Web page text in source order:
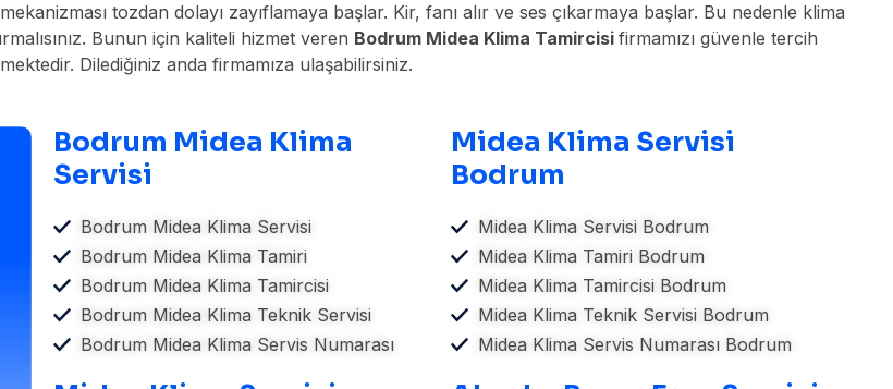
tozdan dolayı zayıflamaya başlar. Kir, fanı alır ve ses çıkarmaya başlar. Bu nedenle klima
Bunun için kaliteli hizmet veren Bodrum Midea Klima Tamircisi firmamızı güvenle tercih
Dilediğiniz anda firmamıza ulaşabilirsiniz.
Bodrum Midea Klima
Servisi
Bodrum Midea Klima Servisi
Bodrum Midea Klima Tamiri
Bodrum Midea Klima Tamircisi
Bodrum Midea Klima Teknik Servisi
Bodrum Midea Klima Servis Numarası
Midea Klima Servisi
Bodrum
Midea Klima Servisi Bodrum
Midea Klima Tamiri Bodrum
Midea Klima Tamircisi Bodrum
Midea Klima Teknik Servisi Bodrum
Midea Klima Servis Numarası Bodrum